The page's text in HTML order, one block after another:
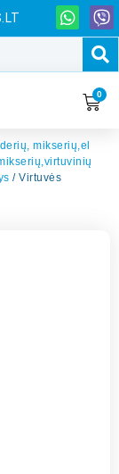
0
mikserių,el
/ Virtuvės